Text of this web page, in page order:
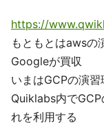
https://
もともとはawsの
Googleが買収
いまはGCPの演
Quiklabs内で
れを利用する